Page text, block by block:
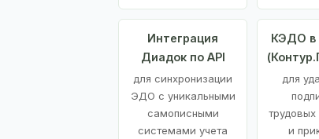
Интеграция
Диадок по API
для синхронизации
ЭДО с уникальными
самописными
системами учета
КЭДО в
для
и